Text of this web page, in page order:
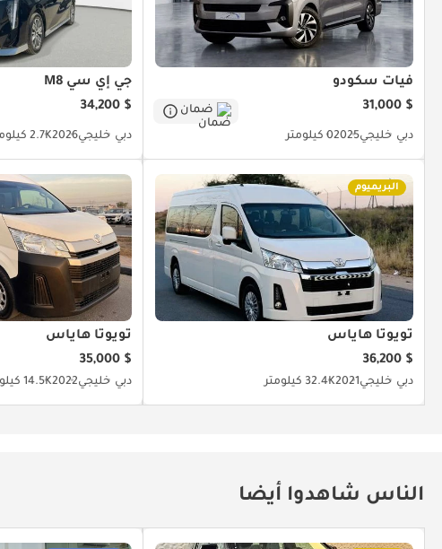
فيات سكودو
$ 31,000
ضمان
دبي خليجي20250 كيلومتر
جي إي سي M8
$ 34,200
دبي خليجي20262.7K كيلومتر
البريميوم
تويوتا هاياس
$ 36,200
دبي خليجي202132.4K كيلومتر
تويوتا هاياس
$ 35,000
دبي خليجي202214.5K كيلومتر
الناس شاهدوا أيضا